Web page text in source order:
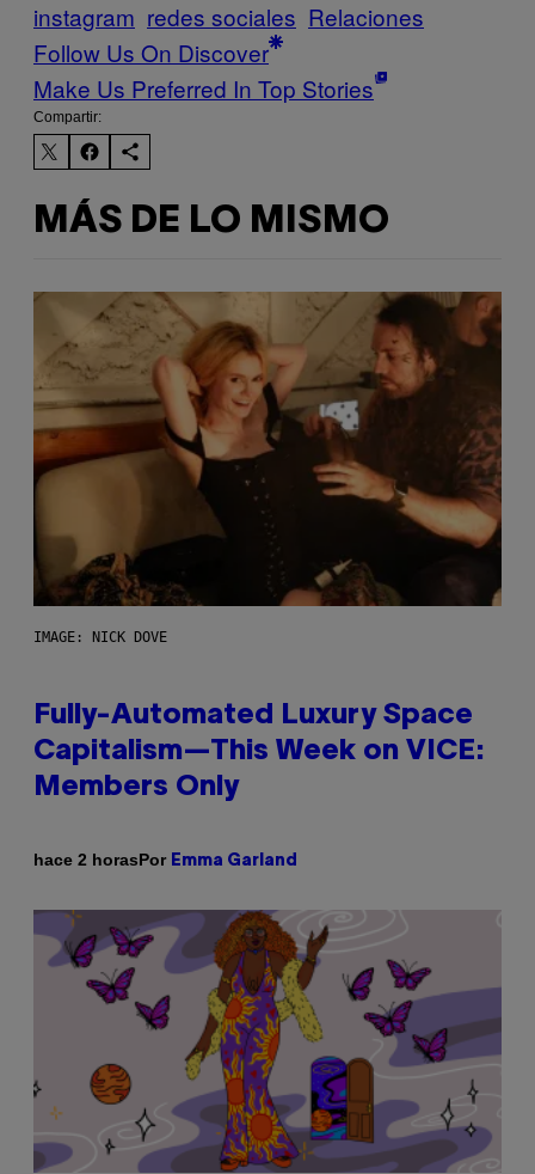
instagram redes sociales Relaciones
Follow Us On Discover
Make Us Preferred In Top Stories
Compartir:
MÁS DE LO MISMO
IMAGE: NICK DOVE
Fully-Automated Luxury Space
Capitalism—This Week on VICE:
Members Only
hace 2 horasPor Emma Garland